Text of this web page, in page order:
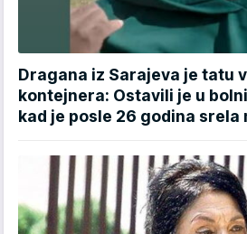
Dragana iz Sarajeva je tatu
kontejnera: Ostavili je u
kad je posle 26 godina srela